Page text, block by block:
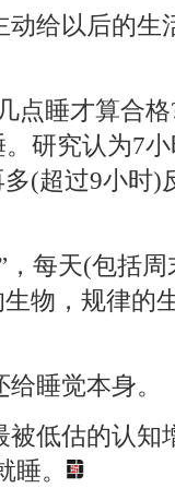
动给以后的生
点睡才算合
研究认为7
(超过9小时)
，每天(包括
物，规律的
睡觉本身。
低估的认知
。